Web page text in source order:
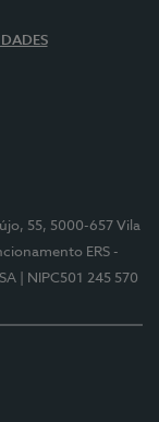
55, 5000-657 Vila
ERS -
| NIPC501 245 570